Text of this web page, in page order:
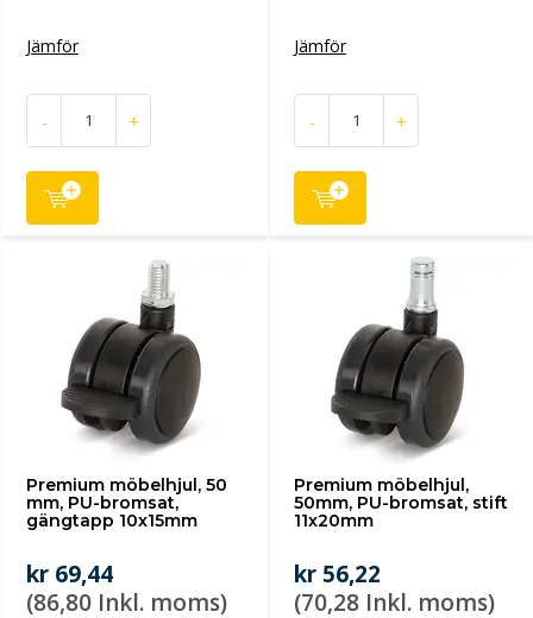
Jämför
- +
Jämför
- +
Premium möbelhjul, 50
mm, PU-bromsat,
gängtapp 10x15mm
kr 69,44
(86,80 Inkl. moms)
Premium möbelhjul,
50mm, PU-bromsat, stift
11x20mm
kr 56,22
(70,28 Inkl. moms)